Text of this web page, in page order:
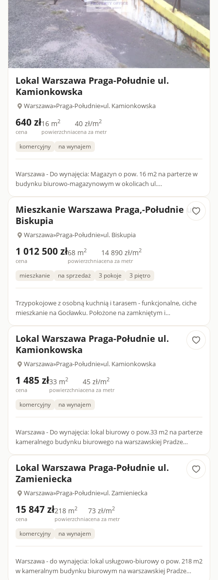
Lokal Warszawa Praga-Południe ul.
Kamionkowska
Warszawa»Praga-Południe»ul. Kamionkowska
640 zł
cena
16 m2
powierzchnia
40 zł/m2
cena za metr
komercyjny na wynajem
Warszawa - Do wynajęcia: Magazyn o pow. 16 m2 na parterze w
budynku biurowo-magazynowym w okolicach ul.
Mieszkanie Warszawa Praga,-Południe ul.
Biskupia
Warszawa»Praga-Południe»ul. Biskupia
1 012 500 zł
cena
68 m2
powierzchnia
14 890 zł/m2
cena za metr
mieszkanie na sprzedaż 3 pokoje 3 piętro
Trzypokojowe z osobną kuchnią i tarasem - funkcjonalne, ciche
mieszkanie na Gocławku. Położone na zamkniętym i
Lokal Warszawa Praga-Południe ul.
Kamionkowska
Warszawa»Praga-Południe»ul. Kamionkowska
1 485 zł
cena
33 m2
powierzchnia
45 zł/m2
cena za metr
komercyjny na wynajem
Warszawa - Do wynajęcia: lokal biurowy o pow.33 m2 na parterze
kameralnego budynku biurowego na warszawskiej Pradze
Lokal Warszawa Praga-Południe ul.
Zamieniecka
Warszawa»Praga-Południe»ul. Zamieniecka
15 847 zł
cena
218 m2
powierzchnia
73 zł/m2
cena za metr
komercyjny na wynajem
Warszawa - do wynajęcia: lokal usługowo-biurowy o pow. 218 m2
w kameralnym budynku biurowym na warszawskiej Pradze